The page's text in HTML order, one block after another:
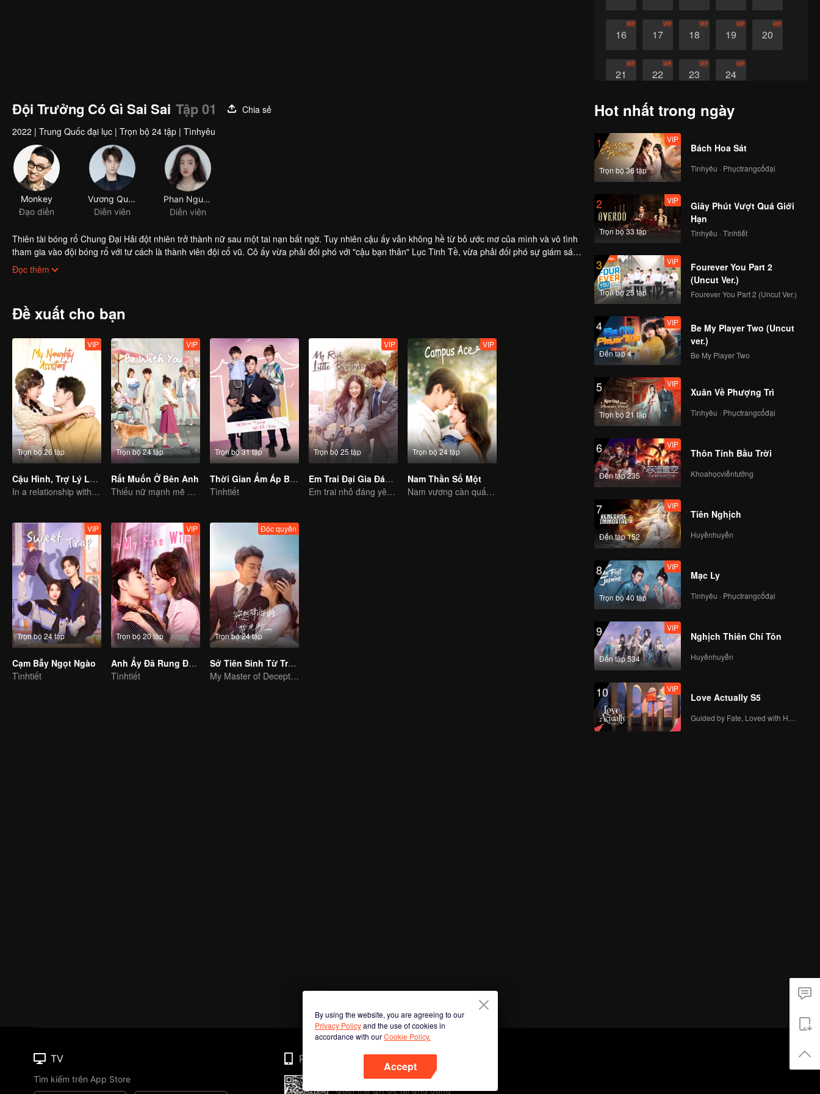
16
VIP
17
VIP
18
VIP
19
VIP
20
VIP
21
VIP
22
VIP
23
VIP
24
VIP
Đội Trưởng Có Gì Sai Sai Tập 01
Chia sẻ
2022 | Trung Quốc đại lục | Trọn bộ 24 tập | Tìnhyêu
Monkey
Đạo diễn
Vương Quân Hạo
Diễn viên
Phan Nguyệt Đồng
Diễn viên
Thiên tài bóng rổ Chung Đại Hải đột nhiên trở thành nữ sau một tai nạn bất ngờ. Tuy nhiên cậu ấy vẫn không hề từ bỏ ước mơ của mình và vô tình
tham gia vào đội bóng rổ với tư cách là thành viên đội cổ vũ. Cô ấy vừa phải đối phó với "cậu bạn thân" Lục Tinh Tề, vừa phải đối phó sự giám sát
của Diệp Nhiên, người của bác sĩ, để che giấu thân phận của mình, từ đó đã gây ra rất nhiều chuyện cười ra nước mắt. Tuy nhiên trên thực tế
Chung Đại Hải vốn là nữ giới mắc chứng rối loạn định dạng giới, nên trước giờ vẫn nghĩ mình là nam.
Đọc thêm
Đề xuất cho bạn
Trọn bộ 26 tập
VIP
Cậu Hình, Trợ Lý Lại Gây Chuyện Này
In a relationship with an idol
Trọn bộ 24 tập
VIP
Rất Muốn Ở Bên Anh
Thiếu nữ mạnh mẽ điên cuồng tán tỉnh cậu em mặt búng ra sữa kiêu căng.
Trọn bộ 31 tập
Thời Gian Ấm Áp Bên Em
Tìnhtiết
Trọn bộ 25 tập
VIP
Em Trai Đại Gia Đáng Thương Của Tôi
Em trai nhỏ đáng yêu biến thành em trai mưa với đủ chiêu theo đuổi chị gái.
Trọn bộ 24 tập
VIP
Nam Thần Số Một
Nam vương càn quấy phải lòng tôi
Trọn bộ 24 tập
VIP
Cạm Bẫy Ngọt Ngào
Tìnhtiết
Trọn bộ 20 tập
VIP
Anh Ấy Đã Rung Động
Tìnhtiết
Trọn bộ 24 tập
Độc quyền
Sở Tiên Sinh Từ Trên Trời Rơi Xuống
My Master of Deception Girlfriend
Hot nhất trong ngày
1
Trọn bộ 36 tập
VIP
Bách Hoa Sát
Tìnhyêu · Phụctrangcổđại
2
Trọn bộ 33 tập
VIP
Giây Phút Vượt Quá Giới
Hạn
Tìnhyêu · Tìnhtiết
3
Trọn bộ 25 tập
VIP
Fourever You Part 2
(Uncut Ver.)
Fourever You Part 2 (Uncut Ver.)
4
Đến tập 4
VIP
Be My Player Two (Uncut
ver.)
Be My Player Two
5
Trọn bộ 21 tập
VIP
Xuân Về Phượng Trì
Tìnhyêu · Phụctrangcổđại
6
Đến tập 235
VIP
Thôn Tính Bầu Trời
Khoahọcviễntưởng
7
Đến tập 152
VIP
Tiên Nghịch
Huyềnhuyễn
8
Trọn bộ 40 tập
VIP
Mạc Ly
Tìnhyêu · Phụctrangcổđại
9
Đến tập 534
VIP
Nghịch Thiên Chí Tôn
Huyềnhuyễn
10 VIP
Love Actually S5
By using the website, you are agreeing to our
Privacy Policyand the use of cookies in
accordance with ourCookie Policy.
Accept
TV
Tìm kiếm trên App Store
Phone
Quét mã QR để tải ứng dụng